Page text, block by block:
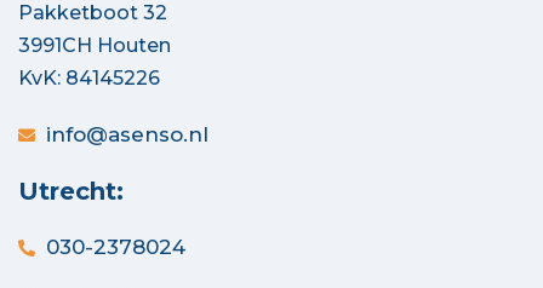
Pakketboot 32
3991CH Houten
KvK: 84145226
info@asenso.nl
Utrecht:
030-2378024